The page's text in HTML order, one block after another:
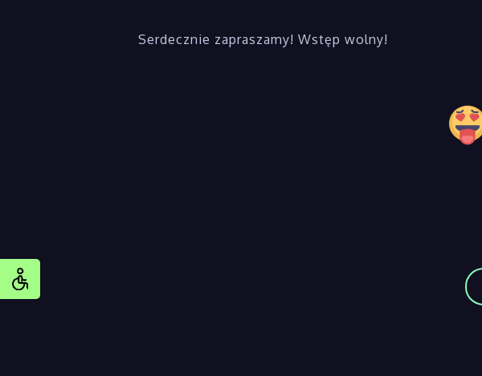
Serdecznie zapraszamy! Wstęp wolny!